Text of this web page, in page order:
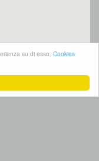
su di esso. Cookies